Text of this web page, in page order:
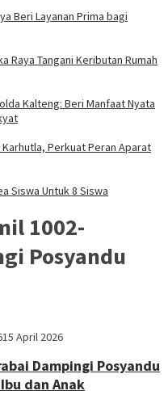
Beri Layanan Prima bagi
Raya Tangani Keributan Rumah
Kalteng: Beri Manfaat Nyata
Perkuat Peran Aparat
Siswa Untuk 8 Siswa
1002-
Posyandu
15 April 2026
Dampingi Posyandu
dan Anak